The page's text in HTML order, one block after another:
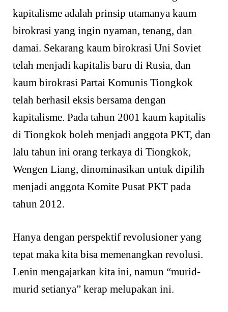
kapitalisme adalah prinsip utamanya kaum
birokrasi yang ingin nyaman, tenang, dan
damai. Sekarang kaum birokrasi Uni Soviet
telah menjadi kapitalis baru di Rusia, dan
kaum birokrasi Partai Komunis Tiongkok
telah berhasil eksis bersama dengan
kapitalisme. Pada tahun 2001 kaum kapitalis
di Tiongkok boleh menjadi anggota PKT, dan
lalu tahun ini orang terkaya di Tiongkok,
Wengen Liang, dinominasikan untuk dipilih
menjadi anggota Komite Pusat PKT pada
tahun 2012.
Hanya dengan perspektif revolusioner yang
tepat maka kita bisa memenangkan revolusi.
Lenin mengajarkan kita ini, namun “murid-
murid setianya” kerap melupakan ini.